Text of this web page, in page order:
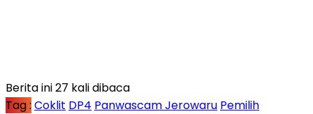
Berita ini 27 kali dibaca
Tag : Coklit DP4 Panwascam Jerowaru Pemilih